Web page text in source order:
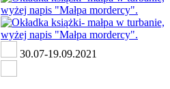
30.07-19.09.2021